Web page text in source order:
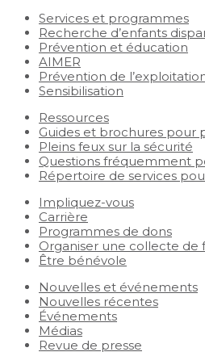
Services et programmes
Recherche d’enfants
Prévention et éducation
AIMER
Prévention de
Sensibilisation
Ressources
Guides et brochures pour
Pleins feux sur la sécurité
Questions fréquemment
Répertoire de services
Impliquez-vous
Carrière
Programmes de dons
Organiser une collecte de
Être bénévole
Nouvelles et événements
Nouvelles récentes
Événements
Médias
Revue de presse